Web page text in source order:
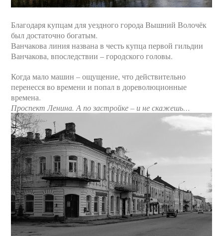
Благодаря купцам для уездного города Вышний Волочёк
был достаточно богатым.
Ванчакова линия названа в честь купца первой гильдии
Ванчакова, впоследствии – городского головы.
Когда мало машин – ощущение, что действительно
перенесся во времени и попал в дореволюционные
времена.
Проспект Ленина. А по застройке – и не скажешь…